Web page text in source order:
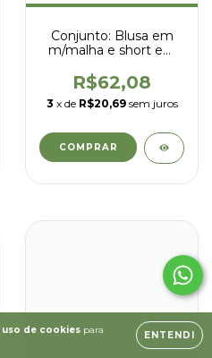
de cookies para
ENTENDI
Conjunto: Blusa em
m/malha e short em
kyly - 1001778
R$62,08
3 x de R$20,69 sem juros
COMPRAR